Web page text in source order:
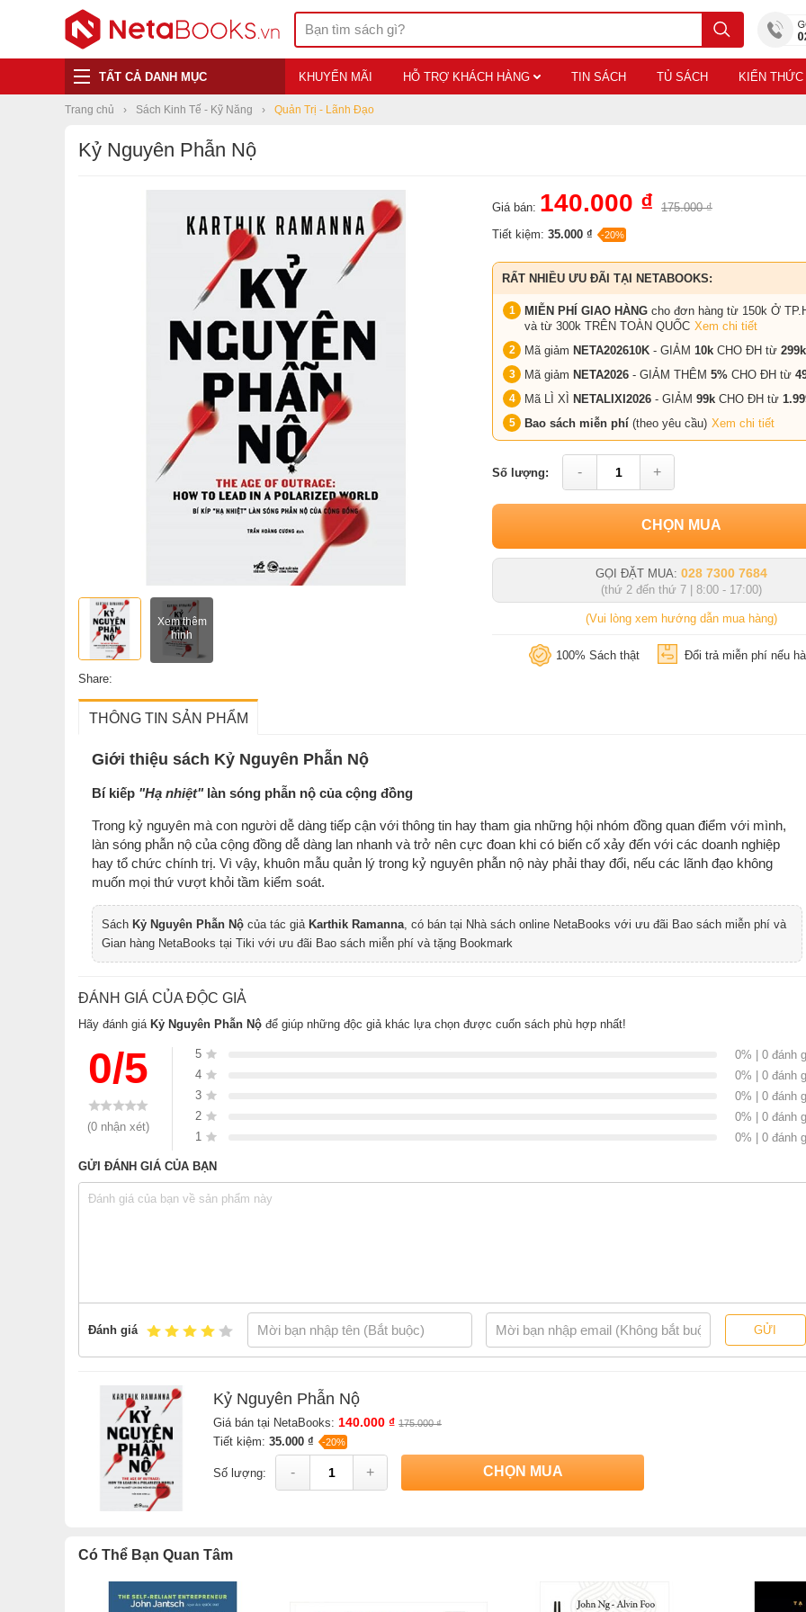
TẤT CẢ DANH MỤC KHUYẾN MÃI HỖ TRỢ KHÁCH HÀNG TIN SÁCH TỦ SÁCH KIẾN THỨC
Trang chủ Sách Kinh Tế - Kỹ Năng Quản Trị - Lãnh Đạo
Kỷ Nguyên Phẫn Nộ
Xem thêm
hình
Share:
Giá bán: 140.000 ₫
175.000 ₫
Tiết kiệm: 35.000 ₫ -20%
RẤT NHIỀU ƯU ĐÃI TẠI NETABOOKS:
MIỄN PHÍ GIAO HÀNG cho đơn hàng từ 150k Ở
và từ 300k TRÊN TOÀN QUỐC Xem chi tiết
Mã giảm NETA202610K - GIẢM 10k CHO ĐH từ 299k
Mã giảm NETA2026 - GIẢM THÊM 5% CHO ĐH từ
Mã LÌ XÌ
NETALIXI2026 - GIẢM 99k CHO ĐH từ
Bao sách miễn phí (theo yêu cầu) Xem chi tiết
Số lượng: - +
CHỌN MUA
GỌI ĐẶT MUA: 028 7300 7684
(thứ 2 đến thứ 7 | 8:00 - 17:00)
(Vui lòng xem hướng dẫn mua hàng)
100% Sách thật Đổi trả miễn phí nếu
THÔNG TIN SẢN PHẨM
Giới thiệu sách Kỷ Nguyên Phẫn Nộ
Bí kiếp "Hạ nhiệt"làn sóng phẫn nộ của cộng đồng
Trong kỷ nguyên mà con người dễ dàng tiếp cận với thông tin hay tham gia những hội nhóm đồng quan điểm với mình,
làn sóng phẫn nộ của cộng đồng dễ dàng lan nhanh và trở nên cực đoan khi có biến cố xảy đến với các doanh nghiệp
hay tổ chức chính trị. Vì vậy, khuôn mẫu quản lý trong kỷ nguyên phẫn nộ này phải thay đổi, nếu các lãnh đạo không
muốn mọi thứ vượt khỏi tầm kiểm soát.
Sách Kỷ Nguyên Phẫn Nộ của tác giả Karthik Ramanna, có bán tại Nhà sách online NetaBooks với ưu đãi Bao sách miễn phí và
Gian hàng NetaBooks tại Tiki với ưu đãi Bao sách miễn phí và tặng Bookmark
ĐÁNH GIÁ CỦA ĐỘC GIẢ
Hãy đánh giá Kỷ Nguyên Phẫn Nộ để giúp những độc giả khác lựa chọn được cuốn sách phù hợp nhất!
0/5
(0 nhận xét)
5
0% | 0 đánh
4
0% | 0 đánh
3
0% | 0 đánh
2
0% | 0 đánh
1
0% | 0 đánh
GỬI ĐÁNH GIÁ CỦA BẠN
Đánh giá GỬI
Kỷ Nguyên Phẫn Nộ
Giá bán tại NetaBooks: 140.000 ₫ 175.000 ₫
Tiết kiệm: 35.000 ₫ -20%
Số lượng: - + CHỌN MUA
Có Thể Bạn Quan Tâm